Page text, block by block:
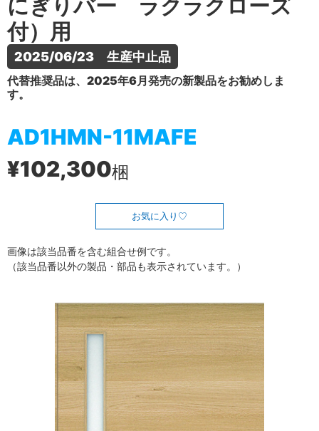
にぎりバー ラクラクローズ
付）用
2025/06/23　生産中止品
代替推奨品は、2025年6月発売の新製品をお勧めしま
す。
AD1HMN-11MAFE
¥102,300梱
お気に入り
画像は該当品番を含む組合せ例です。
（該当品番以外の製品・部品も表示されています。）